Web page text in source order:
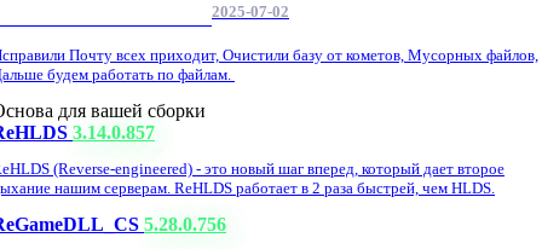
2025-07-02
Почту всех приходит, Очистили базу от кометов, Мусорных файлов,
будем работать по файлам.
для вашей сборки
3.14.0.857
(Reverse-engineered) - это новый шаг вперед, который дает второе
нашим серверам. ReHLDS работает в 2 раза быстрей, чем HLDS.
5.28.0.756